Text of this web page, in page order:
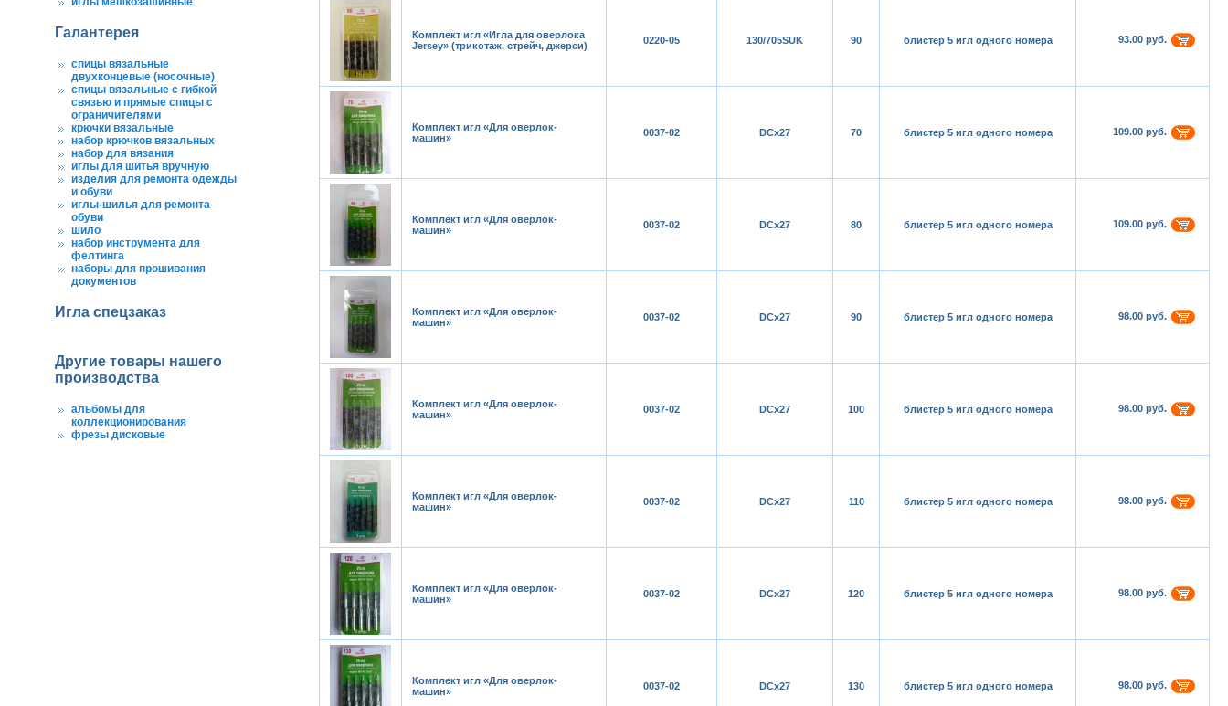
Галантерея
спицы вязальные
двухконцевые (носочные)
спицы вязальные с гибкой
связью и прямые спицы с
ограничителями
крючки вязальные
набор крючков вязальных
набор для вязания
иглы для шитья вручную
изделия для ремонта одежды
и обуви
иглы-шилья для ремонта
обуви
шило
набор инструмента для
фелтинга
наборы для прошивания
документов
Игла спецзаказ
Другие товары нашего
производства
альбомы для
коллекционирования
фрезы дисковые
Комплект игл «Игла для оверлока
Jersey» (трикотаж, стрейч, джерси)
0220-05 130/705SUK 90 блистер 5 игл одного номера 93.00 руб.
Комплект игл «Для оверлок-
машин»
0037-02 DCх27 70 блистер 5 игл одного номера 109.00 руб.
Комплект игл «Для оверлок-
машин»
0037-02 DCх27 80 блистер 5 игл одного номера 109.00 руб.
Комплект игл «Для оверлок-
машин»
0037-02 DCх27 90 блистер 5 игл одного номера 98.00 руб.
Комплект игл «Для оверлок-
машин»
0037-02 DCх27 100 блистер 5 игл одного номера 98.00 руб.
Комплект игл «Для оверлок-
машин»
0037-02 DCх27 110 блистер 5 игл одного номера 98.00 руб.
Комплект игл «Для оверлок-
машин»
0037-02 DCх27 120 блистер 5 игл одного номера 98.00 руб.
Комплект игл «Для оверлок-
машин»
0037-02 DCх27 130 блистер 5 игл одного номера 98.00 руб.